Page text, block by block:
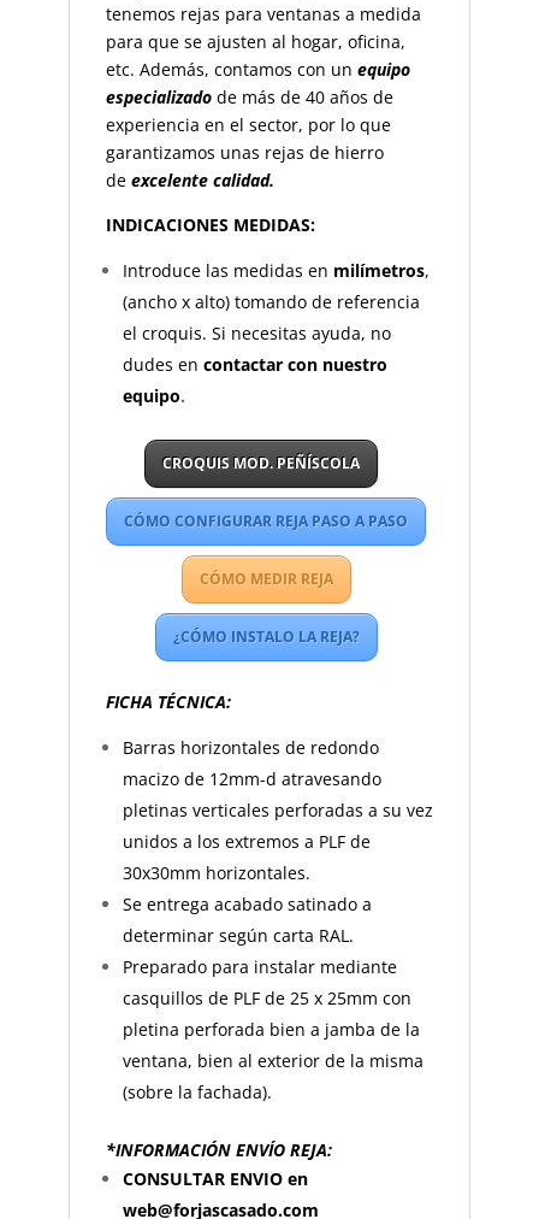
tenemos rejas para ventanas a medida
para que se ajusten al hogar, oficina,
etc. Además, contamos con un equipo
especializadode más de 40 años de
experiencia en el sector, por lo que
garantizamos unas rejas de hierro
deexcelente calidad.
INDICACIONES MEDIDAS:
Introduce las medidas en milímetros,
(ancho x alto) tomando de referencia
el croquis. Si necesitas ayuda, no
dudes en contactar con nuestro
equipo.
CROQUIS MOD. PEÑÍSCOLA
CÓMO CONFIGURAR REJA PASO A PASO
CÓMO MEDIR REJA
¿CÓMO INSTALO LA REJA?
FICHA TÉCNICA:
Barras horizontales de redondo
macizo de 12mm-d atravesando
pletinas verticales perforadas a su vez
unidos a los extremos a PLF de
30x30mm horizontales.
Se entrega acabado satinado a
determinar según carta RAL.
Preparado para instalar mediante
casquillos de PLF de 25 x 25mm con
pletina perforada bien a jamba de la
ventana, bien al exterior de la misma
(sobre la fachada).
*INFORMACIÓN ENVÍO REJA:
CONSULTAR ENVIO en
web@forjascasado.com